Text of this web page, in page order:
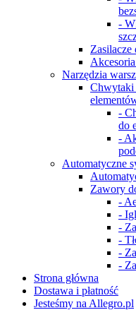
-
Zasilacze
Narzędzia
Chwytaki
-
do
-
Automatyczne
Zawory
-
-
-
-
-
-
Strona główna
Dostawa i płatność
Jesteśmy na Allegro.pl